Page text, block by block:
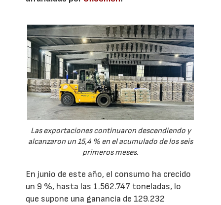
Las exportaciones continuaron descendiendo y
alcanzaron un 15,4 % en el acumulado de los seis
primeros meses.
En junio de este año, el consumo ha crecido
un 9 %, hasta las 1.562.747 toneladas, lo
que supone una ganancia de 129.232